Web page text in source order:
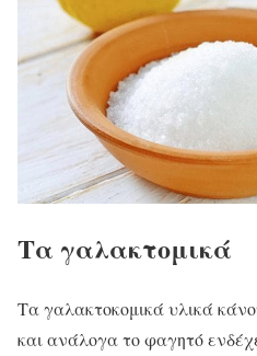
Τα γαλακτομικά
Τα γαλακτοκομικά υλικά
και ανάλογα το φαγητό